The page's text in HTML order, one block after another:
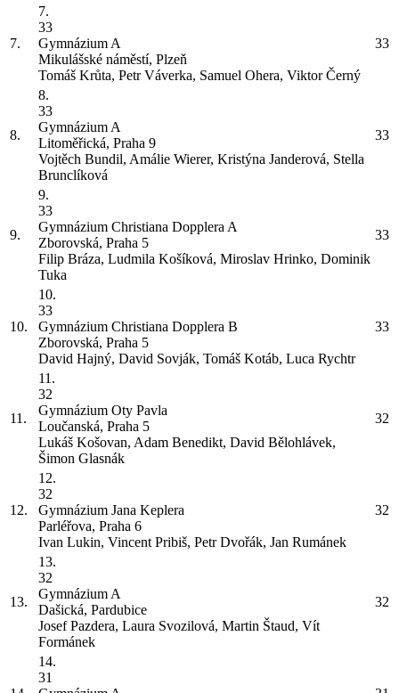
7.
7.
33
Gymnázium A
Mikulášské náměstí, Plzeň
Tomáš Krůta, Petr Váverka, Samuel Ohera, Viktor Černý
33
8.
8.
33
Gymnázium A
Litoměřická, Praha 9
Vojtěch Bundil, Amálie Wierer, Kristýna Janderová, Stella
Brunclíková
33
9.
9.
33
Gymnázium Christiana Dopplera A
Zborovská, Praha 5
Filip Bráza, Ludmila Košíková, Miroslav Hrinko, Dominik
Tuka
33
10.
10.
33
Gymnázium Christiana Dopplera B
Zborovská, Praha 5
David Hajný, David Sovják, Tomáš Kotáb, Luca Rychtr
33
11.
11.
32
Gymnázium Oty Pavla
Loučanská, Praha 5
Lukáš Košovan, Adam Benedikt, David Bělohlávek,
Šimon Glasnák
32
12.
12.
32
Gymnázium Jana Keplera
Parléřova, Praha 6
Ivan Lukin, Vincent Pribiš, Petr Dvořák, Jan Rumánek
32
13.
13.
32
Gymnázium A
Dašická, Pardubice
Josef Pazdera, Laura Svozilová, Martin Štaud, Vít
Formánek
32
14.
31